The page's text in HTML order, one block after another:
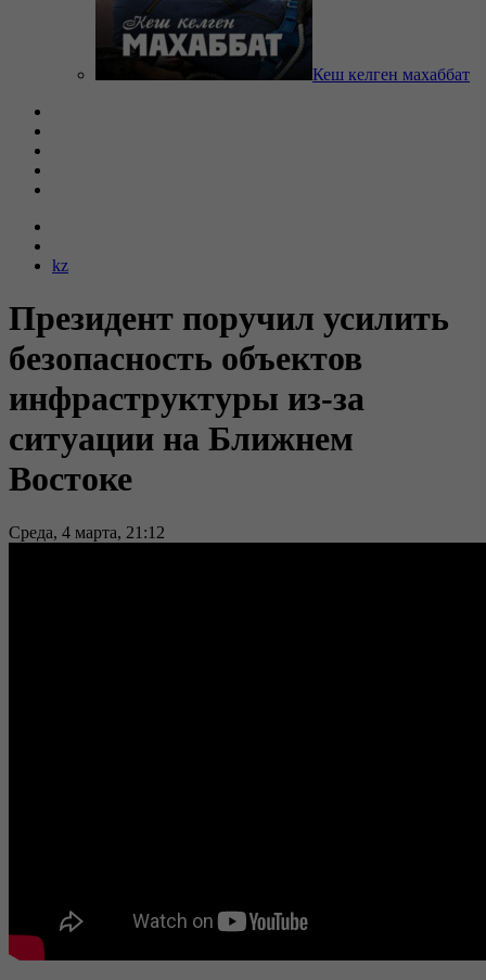
Кеш келген махаббат
kz
Президент поручил усилить
безопасность объектов
инфраструктуры из-за
ситуации на Ближнем
Востоке
Среда, 4 марта, 21:12